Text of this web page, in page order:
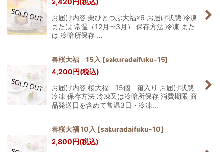
2,420円(税込)
お届け内容 栗ひとつぶ大福×6 お届け状態 冷凍
または 常温（12月〜3月） 保存方法 冷凍 また
は 冷暗所保存 …
春桜大福 15入 [sakuradaifuku-15]
4,200円(税込)
お届け内容 桜大福 15個 箱入り お届け状態
冷凍 保存方法 冷凍又は冷暗所保存 消費期限 商
品発送日を含めて常温3日・冷凍…
春桜大福 10入 [sakuradaifuku-10]
2,800円(税込)